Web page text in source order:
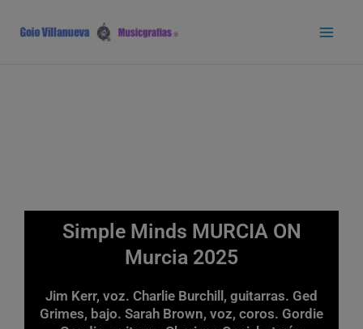
contenido
Simple Minds MURCIA ON
Murcia 2025
Jim Kerr, voz. Charlie Burchill, guitarras. Ged
Grimes, bajo. Sarah Brown, voz, coros. Gordie